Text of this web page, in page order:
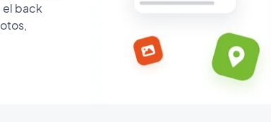
back